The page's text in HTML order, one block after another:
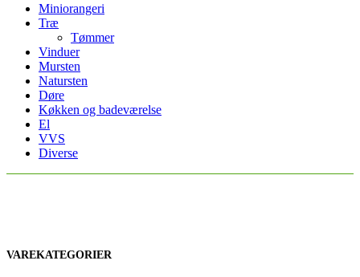
Miniorangeri
Træ
Tømmer
Vinduer
Mursten
Natursten
Døre
Køkken og badeværelse
El
VVS
Diverse
VAREKATEGORIER